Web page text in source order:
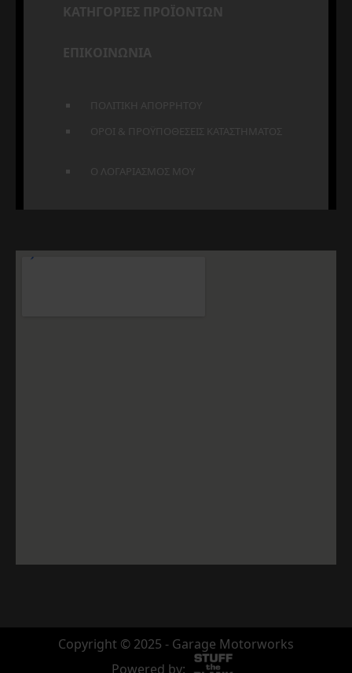
ΚΑΤΗΓΟΡΙΕΣ ΠΡΟΪΟΝΤΩΝ
ΕΠΙΚΟΙΝΩΝΙΑ
ΠΟΛΙΤΙΚΗ ΑΠΟΡΡΗΤΟΥ
ΟΡΟΙ & ΠΡΟΫΠΟΘΕΣΕΙΣ ΚΑΤΑΣΤΗΜΑΤΟΣ
Ο ΛΟΓΑΡΙΑΣΜΟΣ ΜΟΥ
Copyright © 2025 - Garage Motorworks
Powered by: